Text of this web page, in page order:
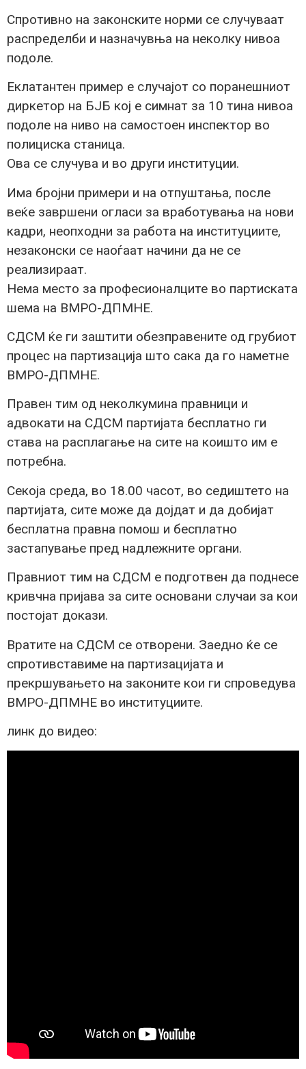
Спротивно на законските норми се случуваат
распределби и назначувња на неколку нивоа
подоле.
Еклатантен пример е случајот со поранешниот
диркетор на БЈБ кој е симнат за 10 тина нивоа
подоле на ниво на самостоен инспектор во
полициска станица.
Ова се случува и во други институции.
Има бројни примери и на отпуштања, после
веќе завршени огласи за вработувања на нови
кадри, неопходни за работа на институциите,
незаконски се наоѓаат начини да не се
реализираат.
Нема место за професионалците во партиската
шема на ВМРО-ДПМНЕ.
СДСМ ќе ги заштити обезправените од грубиот
процес на партизација што сака да го наметне
ВМРО-ДПМНЕ.
Правен тим од неколкумина правници и
адвокати на СДСМ партијата бесплатно ги
става на расплагање на сите на коишто им е
потребна.
Секоја среда, во 18.00 часот, во седиштето на
партијата, сите може да дојдат и да добијат
бесплатна правна помош и бесплатно
застапување пред надлежните органи.
Правниот тим на СДСМ е подготвен да поднесе
кривчна пријава за сите основани случаи за кои
постојат докази.
Вратите на СДСМ се отворени. Заедно ќе се
спротивставиме на партизацијата и
прекршувањето на законите кои ги спроведува
ВМРО-ДПМНЕ во институциите.
линк до видео: